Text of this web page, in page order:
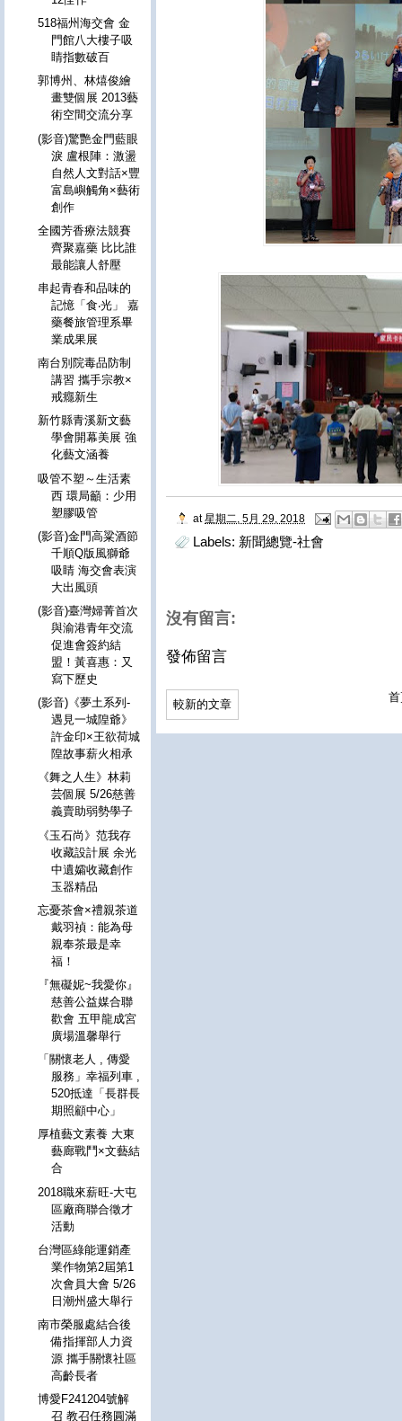
at 星期二, 5月 29, 2018
Labels: 新聞總覽-社會
沒有留言:
發佈留言
較新的文章
518福州海交會 金
門館八大樓子吸
睛指數破百
郭博州、林熺俊繪
畫雙個展 2013藝
術空間交流分享
(影音)驚艷金門藍眼
淚 盧根陣：激盪
自然人文對話×豐
富島嶼觸角×藝術
創作
全國芳香療法競賽
齊聚嘉藥 比比誰
最能讓人舒壓
串起青春和品味的
記憶「食‧光」 嘉
藥餐旅管理系畢
業成果展
南台別院毒品防制
講習 攜手宗教×
戒癮新生
新竹縣青溪新文藝
學會開幕美展 強
化藝文涵養
吸管不塑～生活素
西 環局籲：少用
塑膠吸管
(影音)金門高粱酒節
千順Q版風獅爺
吸睛 海交會表演
大出風頭
(影音)臺灣婦菁首次
與渝港青年交流
促進會簽約結
盟！黃喜惠：又
寫下歷史
(影音)《夢土系列-
遇見一城隍爺》
許金印×王欲荷城
隍故事薪火相承
《舞之人生》林莉
芸個展 5/26慈善
義賣助弱勢學子
《玉石尚》范我存
收藏設計展 余光
中遺孀收藏創作
玉器精品
忘憂茶會×禮親茶道
戴羽禎：能為母
親奉茶最是幸
福！
『無礙妮~我愛你』
慈善公益媒合聯
歡會 五甲龍成宮
廣場溫馨舉行
「關懷老人 , 傳愛
服務」幸福列車 ,
520抵達「長群長
期照顧中心」
厚植藝文素養 大東
藝廊戰鬥×文藝結
合
2018職來薪旺-大屯
區廠商聯合徵才
活動
台灣區綠能運銷產
業作物第2屆第1
次會員大會 5/26
日潮州盛大舉行
南市榮服處結合後
備指揮部人力資
源 攜手關懷社區
高齡長者
博愛F241204號解
召 教召任務圓滿